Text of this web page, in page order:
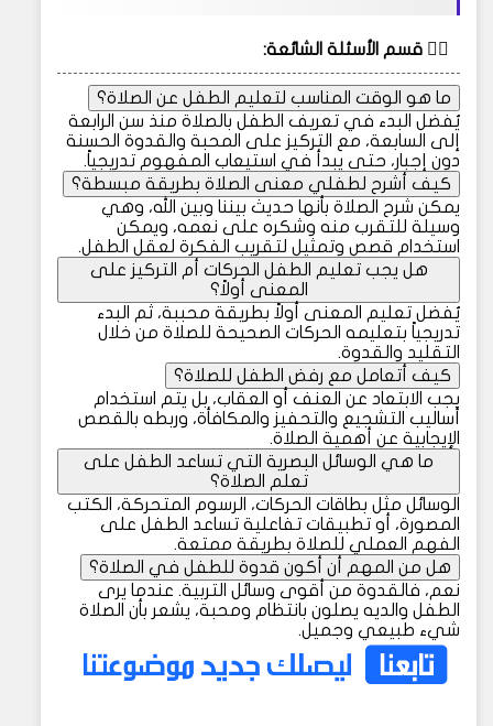
🙋‍♀️ قسم الأسئلة الشائعة:
ما هو الوقت المناسب لتعليم الطفل عن الصلاة؟
يُفضل البدء في تعريف الطفل بالصلاة منذ سن الرابعة
إلى السابعة، مع التركيز على المحبة والقدوة الحسنة
دون إجبار، حتى يبدأ في استيعاب المفهوم تدريجياً.
كيف أشرح لطفلي معنى الصلاة بطريقة مبسطة؟
يمكن شرح الصلاة بأنها حديث بيننا وبين الله، وهي
وسيلة للتقرب منه وشكره على نعمه، ويمكن
استخدام قصص وتمثيل لتقريب الفكرة لعقل الطفل.
هل يجب تعليم الطفل الحركات أم التركيز على
المعنى أولاً؟
يُفضل تعليم المعنى أولاً بطريقة محببة، ثم البدء
تدريجياً بتعليمه الحركات الصحيحة للصلاة من خلال
التقليد والقدوة.
كيف أتعامل مع رفض الطفل للصلاة؟
يجب الابتعاد عن العنف أو العقاب، بل يتم استخدام
أساليب التشجيع والتحفيز والمكافأة، وربطه بالقصص
الإيجابية عن أهمية الصلاة.
ما هي الوسائل البصرية التي تساعد الطفل على
تعلم الصلاة؟
الوسائل مثل بطاقات الحركات، الرسوم المتحركة، الكتب
المصورة، أو تطبيقات تفاعلية تساعد الطفل على
الفهم العملي للصلاة بطريقة ممتعة.
هل من المهم أن أكون قدوة للطفل في الصلاة؟
نعم، فالقدوة من أقوى وسائل التربية. عندما يرى
الطفل والديه يصلون بانتظام ومحبة، يشعر بأن الصلاة
شيء طبيعي وجميل.